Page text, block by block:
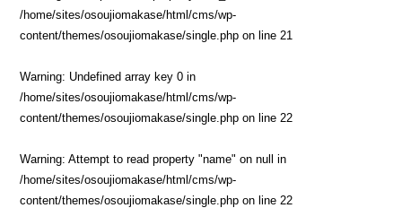
/home/sites/osoujiomakase/html/cms/wp-
content/themes/osoujiomakase/single.php on line 21
Warning: Undefined array key 0 in
/home/sites/osoujiomakase/html/cms/wp-
content/themes/osoujiomakase/single.php on line 22
Warning: Attempt to read property "name" on null in
/home/sites/osoujiomakase/html/cms/wp-
content/themes/osoujiomakase/single.php on line 22